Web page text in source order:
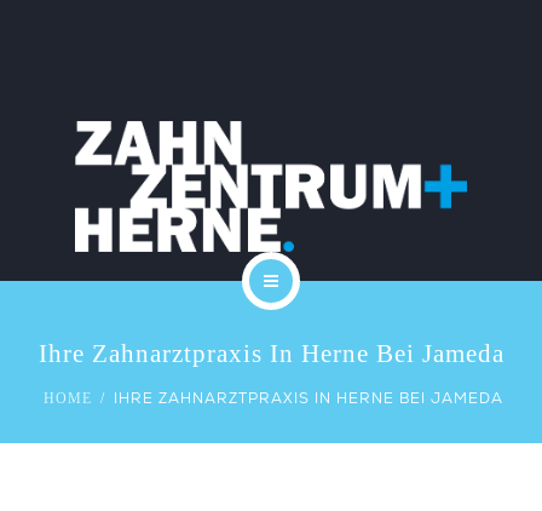
LEISTUNGEN
KOSTEN
SERVICE
KONTAKT
BLOG
DAS TEAM
PRAXIS
Ihre Zahnarztpraxis In Herne Bei Jameda
HOME IHRE ZAHNARZTPRAXIS IN HERNE BEI JAMEDA